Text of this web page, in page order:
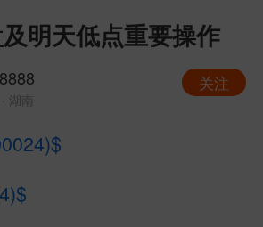
明天低点重要操作
· 湖南
关注